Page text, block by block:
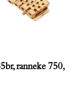
ranneke 750,